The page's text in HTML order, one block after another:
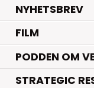
NYHETSBREV
FILM
PODDEN OM
STRATEGIC